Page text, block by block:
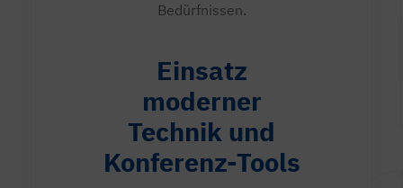
Bedürfnissen.
Einsatz
moderner
Technik und
Konferenz-Tools